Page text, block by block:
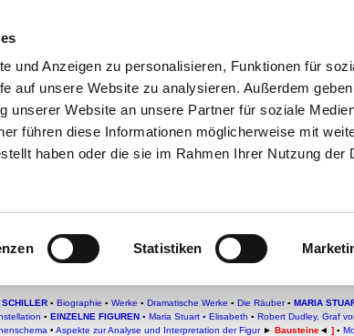
und Anzeigen zu personalisieren, Funktionen für
auf unsere Website zu analysieren. Außerdem
unserer Website an unsere Partner für soziale
führen diese Informationen möglicherweise mit
haben oder die sie im Rahmen Ihrer Nutzung der
Statistiken
-Politik-Pädagogik-
-Projekte-So navigiert man auf
-teachSam braucht Werbung
Burleigh
SCHILLER ▪ Biographie ▪ Werke ▪ Dramatische Werke ▪ Die Räuber ▪ MARIA
▪ EINZELNE FIGUREN ▪ Maria Stuart ▪ Elisabeth ▪ Robert Dudley, Graf
• Aspekte zur Analyse und Interpretation der Figur ► Bausteine◄ ] ▪